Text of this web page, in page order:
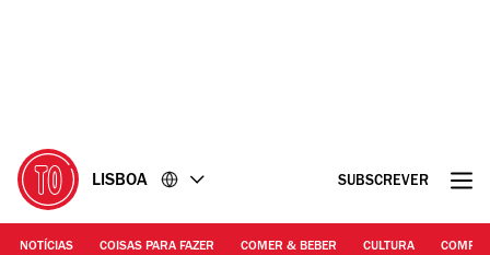
LISBOA SUBSCREVER
NOTÍCIAS COISAS PARA FAZER COMER & BEBER CULTURA